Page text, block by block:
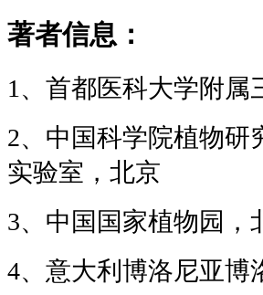
著者信息：
1、首都医科大学附属
2、中国科学院植物研
实验室，北京
3、中国国家植物园，
4、意大利博洛尼亚博